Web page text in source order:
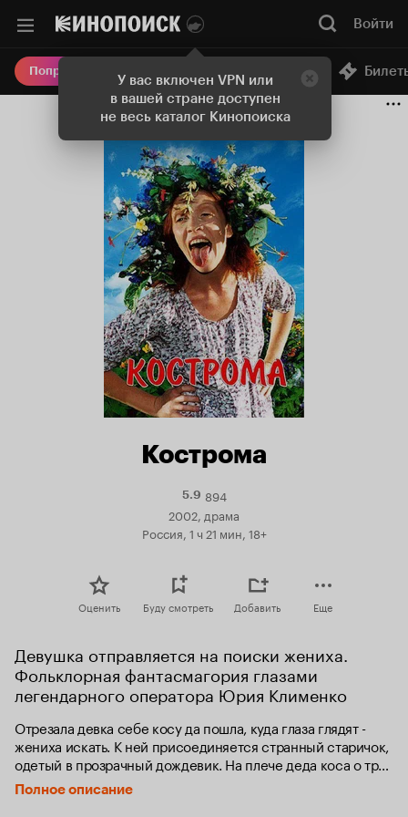
У вас включен VPN или
в вашей стране доступен
не весь каталог Кинопоиска
Войти
Попробовать Плюс Онлайн-кинотеатр
Кострома
5.9Рейтинг
Кинопоиска
5.9
894
2002, драма
Россия, 1 ч 21 мин, 18+
Оценить Буду смотреть Добавить Еще
Девушка отправляется на поиски жениха.
Фольклорная фантасмагория глазами
легендарного оператора Юрия Клименко
Отрезала девка себе косу да пошла, куда глаза глядят -
жениха искать. К ней присоединяется странный старичок,
одетый в прозрачный дождевик. На плече деда коса о трех
лезвиях. Настойчиво он тянет девицу «в церкву» - кого-то
крестить, и крестным должен 5ьиь «первый встречный».
Полное описание